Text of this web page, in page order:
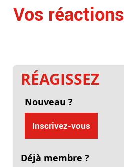
Vos réactions
RÉAGISSEZ
Nouveau ?
Inscrivez-vous
Déjà membre ?